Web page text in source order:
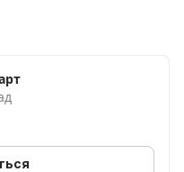
граждан РБ.
до 72 лет и
БЕЗ АВАНСОВЫХ